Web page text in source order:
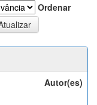
Ordenar
Autor(es)